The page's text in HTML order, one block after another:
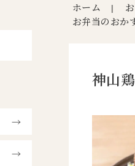
ホーム |
お弁当のおか
神山